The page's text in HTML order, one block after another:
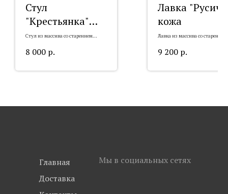
Стул
"Крестьянка"
ткань
Стул из массива со старением
8 000 р.
Лавка "Русич"
кожа
Лавка из массива со старением
9 200 р.
Главная
Доставка
Мы в социальных сетях